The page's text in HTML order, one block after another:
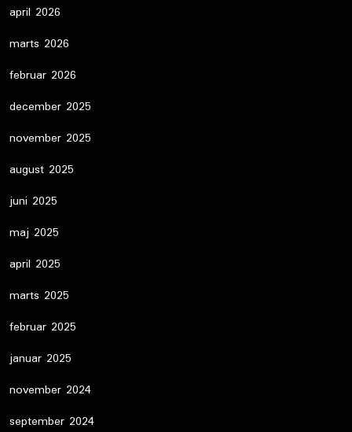
april 2026
marts 2026
februar 2026
december 2025
november 2025
august 2025
juni 2025
maj 2025
april 2025
marts 2025
februar 2025
januar 2025
november 2024
september 2024